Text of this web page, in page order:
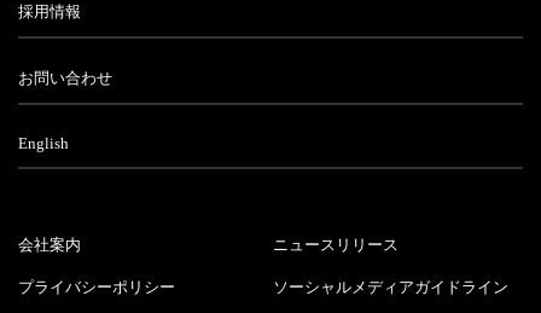
採用情報
お問い合わせ
English
会社案内 ニュースリリース
プライバシーポリシー ソーシャルメディアガイドライン